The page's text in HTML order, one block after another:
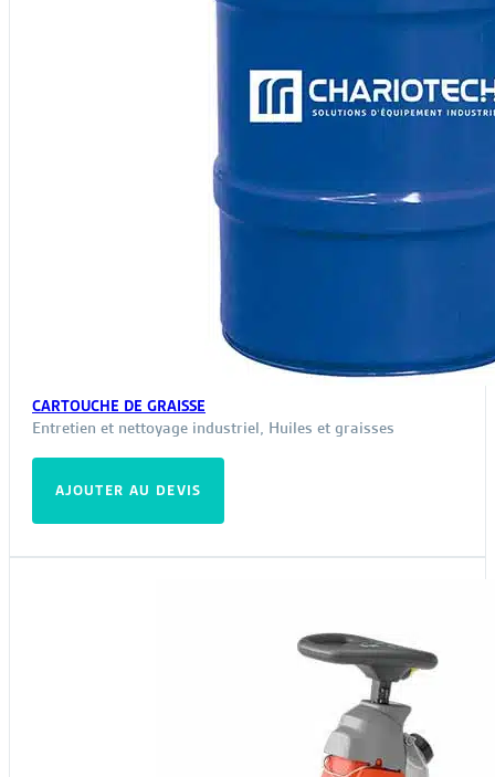
CARTOUCHE DE GRAISSE
Entretien et nettoyage industriel, Huiles et graisses
AJOUTER AU DEVIS